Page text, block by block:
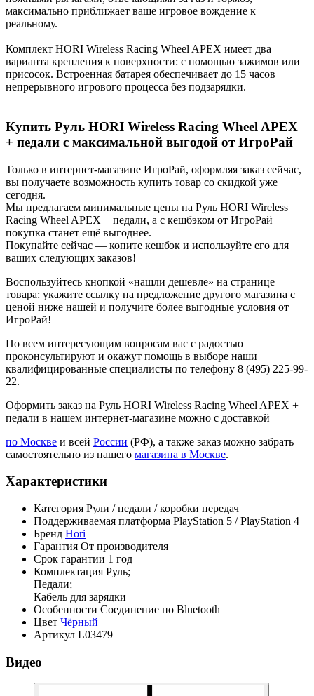
максимально приближает ваше игровое вождение к
реальному.
Комплект HORI Wireless Racing Wheel APEX имеет два
варианта крепления к поверхности: с помощью зажимов или
присосок. Встроенная батарея обеспечивает до 15 часов
непрерывного игрового процесса без подзарядки.
Купить Руль HORI Wireless Racing Wheel APEX
+ педали с максимальной выгодой от ИгроРай
Только в интернет-магазине ИгроРай, оформляя заказ сейчас,
вы получаете возможность купить товар со скидкой уже
сегодня.
Мы предлагаем минимальные цены на Руль HORI Wireless
Racing Wheel APEX + педали, а с кешбэком от ИгроРай
покупка станет ещё выгоднее.
Покупайте сейчас — копите кешбэк и используйте его для
ваших следующих заказов!
Воспользуйтесь кнопкой «нашли дешевле» на странице
товара: укажите ссылку на предложение другого магазина с
ценой ниже нашей и получите более выгодные условия от
ИгроРай!
По всем интересующим вопросам вас с радостью
проконсультируют и окажут помощь в выборе наши
квалифицированные специалисты по телефону 8 (495) 225-99-
22.
Оформить заказ на Руль HORI Wireless Racing Wheel APEX +
педали в нашем интернет-магазине можно с доставкой
по Москве и всей России (РФ), а также заказ можно забрать
самостоятельно из нашего магазина в Москве.
Характеристики
Категория Рули / педали / коробки передач
Поддерживаемая платформа PlayStation 5 / PlayStation 4
Бренд Hori
Гарантия От производителя
Срок гарантии 1 год
Комплектация Руль;
Педали;
Кабель для зарядки
Особенности Соединение по Bluetooth
Цвет Чёрный
Артикул L03479
Видео